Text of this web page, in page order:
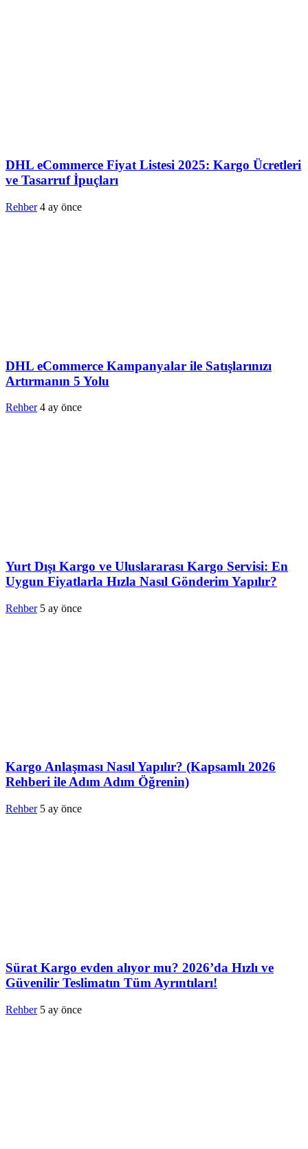
DHL eCommerce Fiyat Listesi 2025: Kargo Ücretleri
ve Tasarruf İpuçları
Rehber 4 ay önce
DHL eCommerce Kampanyalar ile Satışlarınızı
Artırmanın 5 Yolu
Rehber 4 ay önce
Yurt Dışı Kargo ve Uluslararası Kargo Servisi: En
Uygun Fiyatlarla Hızla Nasıl Gönderim Yapılır?
Rehber 5 ay önce
Kargo Anlaşması Nasıl Yapılır? (Kapsamlı 2026
Rehberi ile Adım Adım Öğrenin)
Rehber 5 ay önce
Sürat Kargo evden alıyor mu? 2026’da Hızlı ve
Güvenilir Teslimatın Tüm Ayrıntıları!
Rehber 5 ay önce